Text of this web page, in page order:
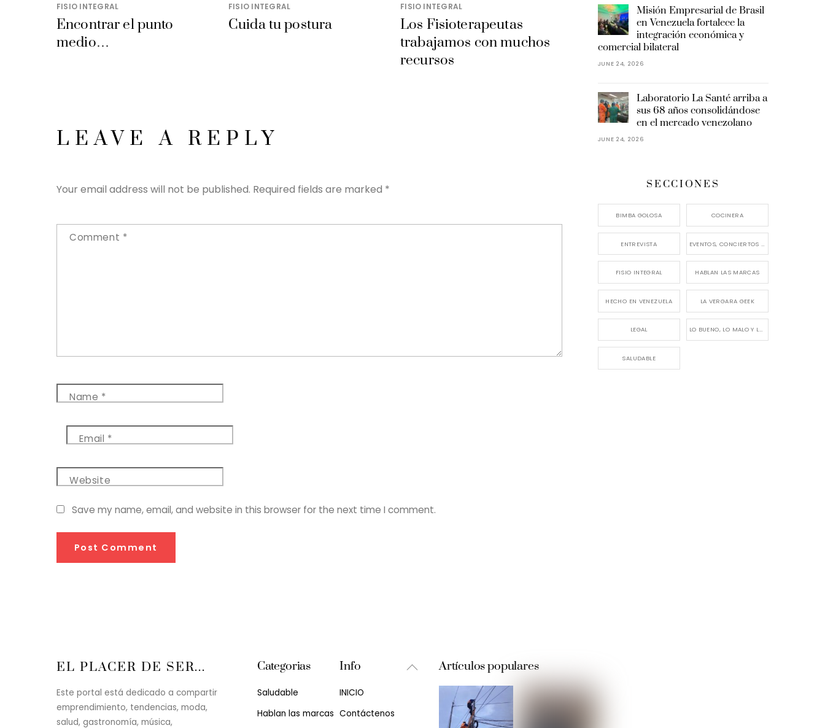
FISIO INTEGRAL
Encontrar el punto
medio…
FISIO INTEGRAL
Cuida tu postura
FISIO INTEGRAL
Los Fisioterapeutas
trabajamos con muchos
recursos
LEAVE A REPLY
Your email address will not be published. Required fields are marked *
Comment *
Name *
Email *
Website
Save my name, email, and website in this browser for the next time I comment.
Misión Empresarial de Brasil
en Venezuela fortalece la
integración económica y
comercial bilateral
JUNE 24, 2026
Laboratorio La Santé arriba a
sus 68 años consolidándose
en el mercado venezolano
JUNE 24, 2026
SECCIONES
BIMBA GOLOSA COCINERA
ENTREVISTA
FISIO INTEGRAL HABLAN LAS MARCAS
HECHO EN VENEZUELA LA VERGARA GEEK
LEGAL LO BUENO, LO MALO Y LO FEO
SALUDABLE
Back
EL PLACER DE SER...
Este portal está dedicado a compartir
emprendimiento, tendencias, moda,
salud, gastronomía, música,
Categorias
Saludable
Hablan las marcas
Info
INICIO
Contáctenos
Artículos populares